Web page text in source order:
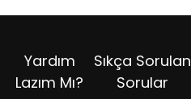
Yardım
Lazım Mı?
Sıkça Sorulan
Sorular